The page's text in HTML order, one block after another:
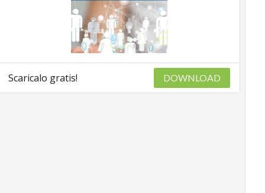
Scaricalo gratis! DOWNLOAD